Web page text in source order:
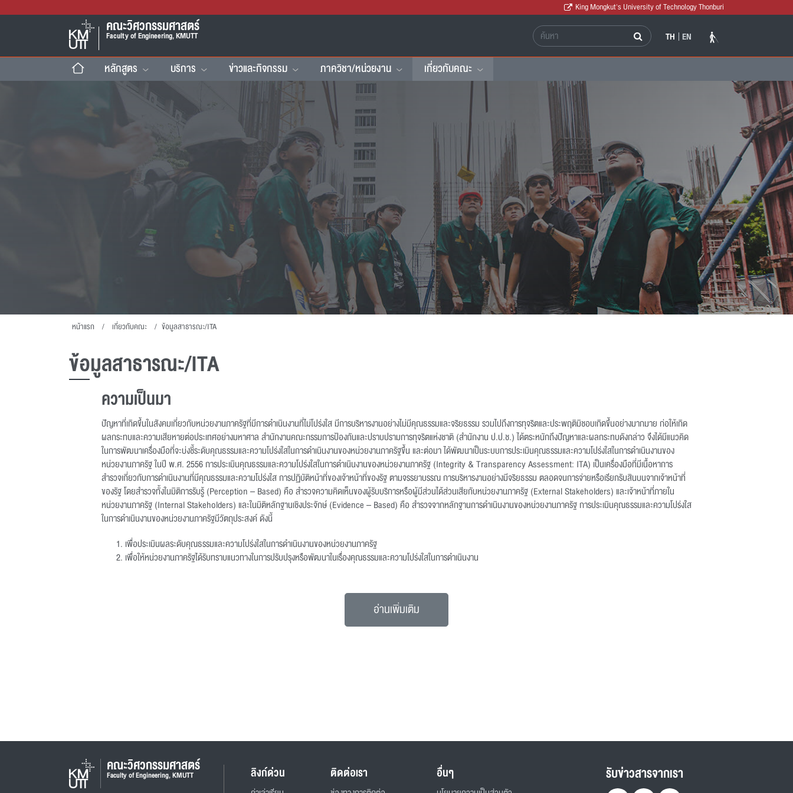
King Mongkut's University of Technology Thonburi
คณะวิศวกรรมศาสตร์
Faculty of Engineering, KMUTT TH EN
หลักสูตร บริการ ข่าวและกิจกรรม ภาควิชา/หน่วยงาน เกี่ยวกับคณะ
หน้าแรก เกี่ยวกับคณะ ข้อมูลสาธารณะ/ITA
ข้อมูลสาธารณะ/ITA
ความเป็นมา
ปัญหาที่เกิดขึ้นในสังคมเกี่ยวกับหน่วยงานภาครัฐที่มีการดำเนินงานที่ไม่โปร่งใส มีการบริหารงานอย่างไม่มีคุณธรรมและจริยธรรม รวมไปถึงการทุจริตและประพฤติมิชอบเกิดขึ้นอย่างมากมาย ก่อให้เกิด
ผลกระทบและความเสียหายต่อประเทศอย่างมหาศาล สำนักงานคณะกรรมการป้องกันและปราบปรามการทุจริตแห่งชาติ (สำนักงาน ป.ป.ช.) ได้ตระหนักถึงปัญหาและผลกระทบดังกล่าว จึงได้มีแนวคิด
ในการพัฒนาเครื่องมือที่จะบ่งชี้ระดับคุณธรรมและความโปร่งใสในการดำเนินงานของหน่วยงานภาครัฐขึ้น และต่อมา ได้พัฒนาเป็นระบบการประเมินคุณธรรมและความโปร่งใสในการดำเนินงานของ
หน่วยงานภาครัฐ ในปี พ.ศ. 2556 การประเมินคุณธรรมและความโปร่งใสในการดำเนินงานของหน่วยงานภาครัฐ (Integrity & Transparency Assessment: ITA) เป็นเครื่องมือที่มีเนื้อหาการ
สำรวจเกี่ยวกับการดำเนินงานที่มีคุณธรรมและความโปร่งใส การปฏิบัติหน้าที่ของเจ้าหน้าที่ของรัฐ ตามจรรยาบรรณ การบริหารงานอย่างมีจริยธรรม ตลอดจนการจ่ายหรือเรียกรับสินบนจากเจ้าหน้าที่
ของรัฐ โดยสำรวจทั้งในมิติการรับรู้ (Perception – Based) คือ สำรวจความคิดเห็นของผู้รับบริการหรือผู้มีส่วนได้ส่วนเสียกับหน่วยงานภาครัฐ (External Stakeholders) และเจ้าหน้าที่ภายใน
หน่วยงานภาครัฐ (Internal Stakeholders) และในมิติหลักฐานเชิงประจักษ์ (Evidence – Based) คือ สำรวจจากหลักฐานการดำเนินงานของหน่วยงานภาครัฐ การประเมินคุณธรรมและความโปร่งใส
ในการดำเนินงานของหน่วยงานภาครัฐมีวัตถุประสงค์ ดังนี้
เพื่อประเมินผลระดับคุณธรรมและความโปร่งใสในการดำเนินงานของหน่วยงานภาครัฐ
เพื่อให้หน่วยงานภาครัฐได้รับทราบแนวทางในการปรับปรุงหรือพัฒนาในเรื่องคุณธรรมและความโปร่งใสในการดำเนินงาน
อ่านเพิ่มเติม
คณะวิศวกรรมศาสตร์
Faculty of Engineering, KMUTT ลิงก์ด่วน ติดต่อเรา อื่นๆ รับข่าวสารจากเรา